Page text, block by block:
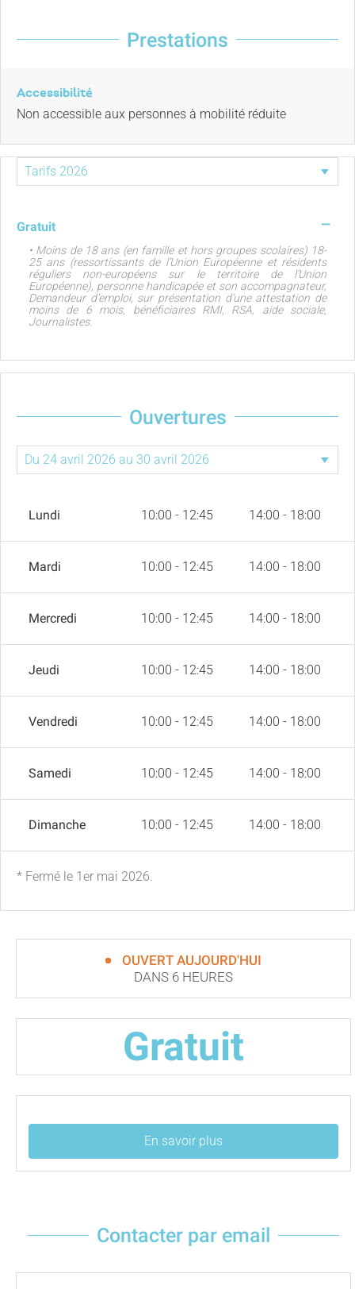
Prestations
Accessibilité
Non accessible aux personnes à mobilité réduite
Gratuit —
• Moins de 18 ans (en famille et hors groupes scolaires) 18-
25 ans (ressortissants de l’Union Européenne et résidents
réguliers non-européens sur le territoire de l’Union
Européenne), personne handicapée et son accompagnateur,
Demandeur d’emploi, sur présentation d’une attestation de
moins de 6 mois, bénéficiaires RMI, RSA, aide sociale,
Journalistes.
Ouvertures
Lundi 10:00 - 12:45 14:00 - 18:00
Mardi 10:00 - 12:45 14:00 - 18:00
Mercredi 10:00 - 12:45 14:00 - 18:00
Jeudi 10:00 - 12:45 14:00 - 18:00
Vendredi 10:00 - 12:45 14:00 - 18:00
Samedi 10:00 - 12:45 14:00 - 18:00
Dimanche 10:00 - 12:45 14:00 - 18:00
* Fermé le 1er mai 2026.
OUVERT AUJOURD'HUI
DANS 6 HEURES
Gratuit
En savoir plus
Contacter par email